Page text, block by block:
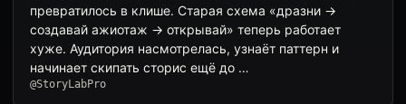
превратилось в клише. Старая схема «дразни →
создавай ажиотаж → открывай» теперь работает
хуже. Аудитория насмотрелась, узнаёт паттерн и
начинает скипать сторис ещё до …
@StoryLabPro